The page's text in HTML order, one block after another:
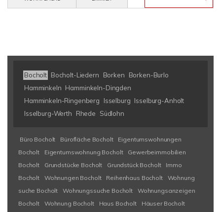
Bocholt Bocholt-Liedern Borken
Borken-Burlo
Hamminkeln Hamminkeln-Dingden
Hamminkeln-Ringenberg
Isselburg Isselburg-Anholt
Isselburg-Werth
Rhede Südlohn
Büro Bocholt Bürofläche Bocholt
Eigentumswohnungen
Bocholt
Eigentumswohnung Bocholt
Gewerbeimmobilien
Bocholt
Grundstücke Bocholt Grundstück Bocholt
Immo
Bocholt
Wohnungen Bocholt Reihenhaus Bocholt
Wohnung
suche Bocholt
Wohnungssuche Bocholt
Wohnungsanzeigen
Bocholt
Wohnung Bocholt Haus Bocholt
Häuser Bocholt